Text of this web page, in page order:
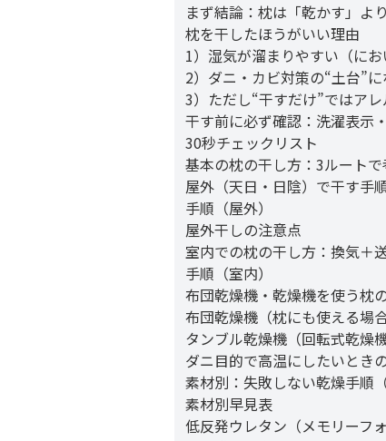
まず結論：枕は「乾かす」よ
枕を干したほうがいい理由
1）湿気が溜まりやすい（にお
2）ダニ・カビ対策の“土台”に
3）ただし“干すだけ”ではア
干す前に必ず確認：洗濯表示
30秒チェックリスト
基本の枕の干し方：3ルートで
屋外（天日・日陰）で干す手
手順（屋外）
屋外干しの注意点
室内での枕の干し方：換気＋
手順（室内）
布団乾燥機・乾燥機を使う枕
布団乾燥機（枕にも使える場合
タンブル乾燥機（回転式乾燥機
ダニ目的で高温にしたいとき
素材別：失敗しない乾燥手順
素材別早見表
低反発ウレタン（メモリーフォ